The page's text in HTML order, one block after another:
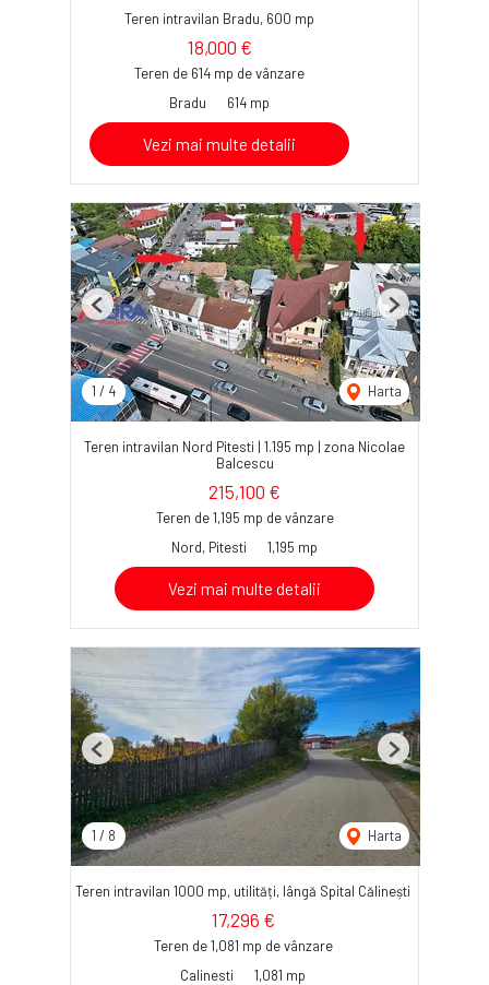
Teren intravilan Bradu, 600 mp
18,000 €
Teren de 614 mp de vânzare
Bradu
614 mp
Vezi mai multe detalii
1 / 4 Harta
Previous Next
Teren intravilan Nord Pitesti | 1.195 mp | zona Nicolae
Balcescu
215,100 €
Teren de 1,195 mp de vânzare
Nord, Pitesti
1,195 mp
Vezi mai multe detalii
1 / 8 Harta
Previous Next
Teren intravilan 1000 mp, utilități, lângă Spital Călinești
17,296 €
Teren de 1,081 mp de vânzare
Calinesti
1,081 mp